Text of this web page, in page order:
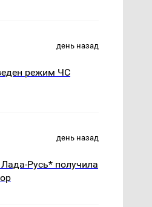
день назад
режим ЧС
день назад
Русь* получила